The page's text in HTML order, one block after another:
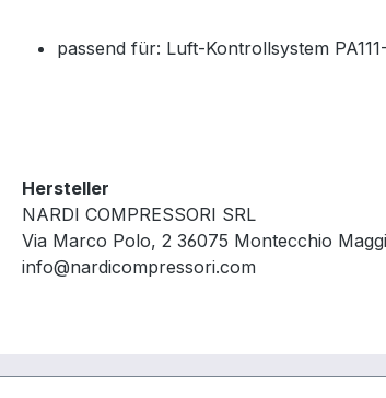
passend für: Luft-Kontrollsystem
Hersteller
NARDI COMPRESSORI SRL
Via Marco Polo, 2 36075 Montecchio
info@nardicompressori.com